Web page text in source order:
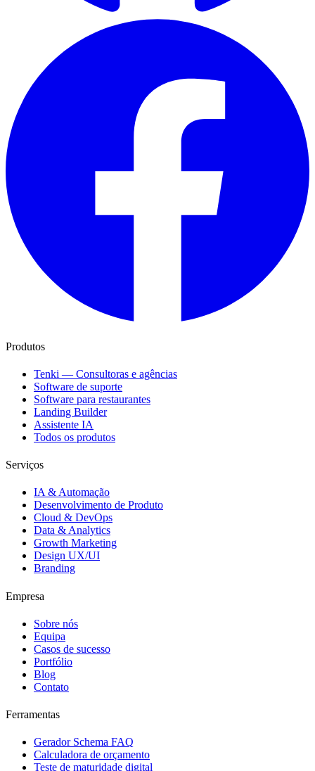
Produtos
Tenki — Consultoras e agências
Software de suporte
Software para restaurantes
Landing Builder
Assistente IA
Todos os produtos
Serviços
IA & Automação
Desenvolvimento de Produto
Cloud & DevOps
Data & Analytics
Growth Marketing
Design UX/UI
Branding
Empresa
Sobre nós
Equipa
Casos de sucesso
Portfólio
Blog
Contato
Ferramentas
Gerador Schema FAQ
Calculadora de orçamento
Teste de maturidade digital